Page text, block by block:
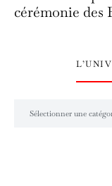
cérémonie des